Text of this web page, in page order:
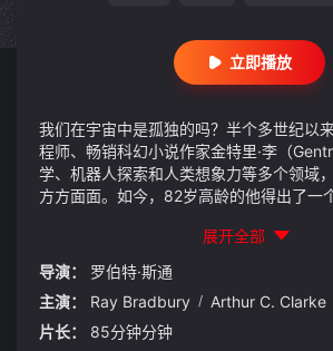
立即播放
我们在宇宙中是孤独的吗？半个多世纪以
程师、畅销科幻小说作家金特里·李（
学、机器人探索和人类想象力等多个领域
方方面面。如今，82岁高龄的他得出了一
展开全部
导演：
罗伯特·斯通
主演：
Ray Bradbury / Arthur C. Clarke
片长：
85分钟分钟